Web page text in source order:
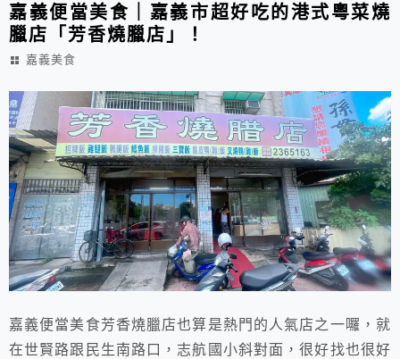
嘉義便當美食｜嘉義市超好吃的港式粵菜燒
臘店「芳香燒臘店」！
嘉義美食
嘉義便當美食芳香燒臘店也算是熱門的人氣店之一囉，就
在世賢路跟民生南路口，志航國小斜對面，很好找也很好